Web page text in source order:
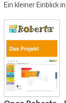
Ein kleiner Einblick